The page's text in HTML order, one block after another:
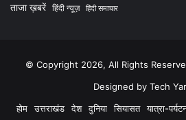
ताजा ख़बरें हिंदी न्यूज़ हिंदी समाचार
© Copyright 2026, All Rights
Designed by Tech
होम
उत्तराखंड देश दुनिया सियासत यात्रा-